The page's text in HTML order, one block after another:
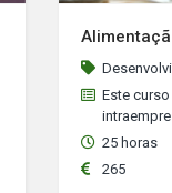
Este
25 horas
265